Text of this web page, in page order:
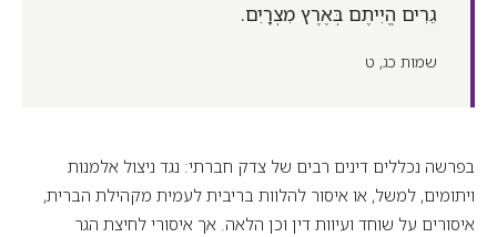
גֵרִים הֱיִיתֶם בְּאֶרֶץ מִצְרָיִם.
שמות כג, ט
בפרשה נכללים דינים רבים של צדק חברתי: נגד ניצול אלמנות
ויתומים, למשל, או איסור להלוות בריבית לעמית מקהילת הברית,
איסורים על שוחד ועיוות דין וכן הלאה. אך איסורי לחיצת הגר